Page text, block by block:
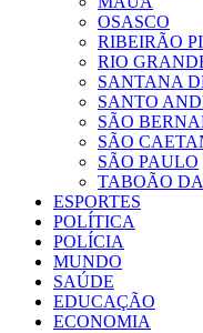
OSASCO
RIBEIRÃO
RIO
SANTANA
SANTO
SÃO
SÃO
SÃO PAULO
TABOÃO
ESPORTES
POLÍTICA
POLÍCIA
MUNDO
SAÚDE
EDUCAÇÃO
ECONOMIA